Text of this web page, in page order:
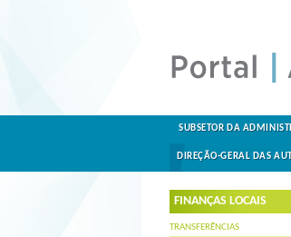
SUBSETOR DA
DIREÇÃO-GERAL DAS
FINANÇAS LOCAIS
TRANSFERÊNCIAS